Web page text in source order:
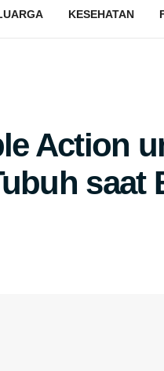
KESEHATAN
Action
saat